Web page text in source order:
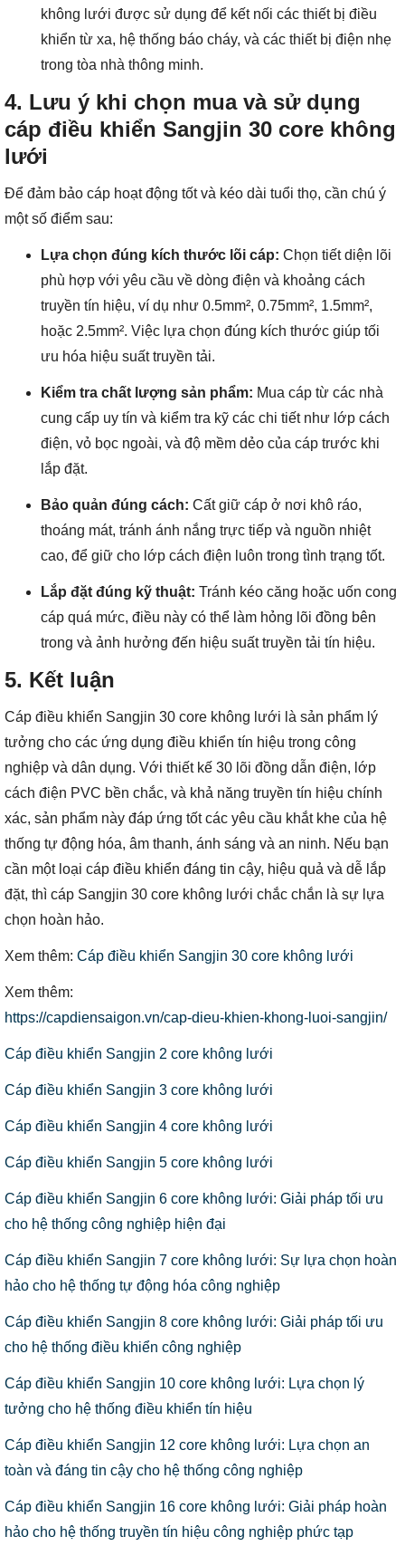
không lưới được sử dụng để kết nối các thiết bị điều
khiển từ xa, hệ thống báo cháy, và các thiết bị điện nhẹ
trong tòa nhà thông minh.
4. Lưu ý khi chọn mua và sử dụng
cáp điều khiển Sangjin 30 core không
lưới
Để đảm bảo cáp hoạt động tốt và kéo dài tuổi thọ, cần chú ý
một số điểm sau:
Lựa chọn đúng kích thước lõi cáp: Chọn tiết diện lõi
phù hợp với yêu cầu về dòng điện và khoảng cách
truyền tín hiệu, ví dụ như 0.5mm², 0.75mm², 1.5mm²,
hoặc 2.5mm². Việc lựa chọn đúng kích thước giúp tối
ưu hóa hiệu suất truyền tải.
Kiểm tra chất lượng sản phẩm: Mua cáp từ các nhà
cung cấp uy tín và kiểm tra kỹ các chi tiết như lớp cách
điện, vỏ bọc ngoài, và độ mềm dẻo của cáp trước khi
lắp đặt.
Bảo quản đúng cách: Cất giữ cáp ở nơi khô ráo,
thoáng mát, tránh ánh nắng trực tiếp và nguồn nhiệt
cao, để giữ cho lớp cách điện luôn trong tình trạng tốt.
Lắp đặt đúng kỹ thuật: Tránh kéo căng hoặc uốn cong
cáp quá mức, điều này có thể làm hỏng lõi đồng bên
trong và ảnh hưởng đến hiệu suất truyền tải tín hiệu.
5. Kết luận
Cáp điều khiển Sangjin 30 core không lưới là sản phẩm lý
tưởng cho các ứng dụng điều khiển tín hiệu trong công
nghiệp và dân dụng. Với thiết kế 30 lõi đồng dẫn điện, lớp
cách điện PVC bền chắc, và khả năng truyền tín hiệu chính
xác, sản phẩm này đáp ứng tốt các yêu cầu khắt khe của hệ
thống tự động hóa, âm thanh, ánh sáng và an ninh. Nếu bạn
cần một loại cáp điều khiển đáng tin cậy, hiệu quả và dễ lắp
đặt, thì cáp Sangjin 30 core không lưới chắc chắn là sự lựa
chọn hoàn hảo.
Xem thêm: Cáp điều khiển Sangjin 30 core không lưới
Xem thêm:
https://capdiensaigon.vn/cap-dieu-khien-khong-luoi-sangjin/
Cáp điều khiển Sangjin 2 core không lưới
Cáp điều khiển Sangjin 3 core không lưới
Cáp điều khiển Sangjin 4 core không lưới
Cáp điều khiển Sangjin 5 core không lưới
Cáp điều khiển Sangjin 6 core không lưới: Giải pháp tối ưu
cho hệ thống công nghiệp hiện đại
Cáp điều khiển Sangjin 7 core không lưới: Sự lựa chọn hoàn
hảo cho hệ thống tự động hóa công nghiệp
Cáp điều khiển Sangjin 8 core không lưới: Giải pháp tối ưu
cho hệ thống điều khiển công nghiệp
Cáp điều khiển Sangjin 10 core không lưới: Lựa chọn lý
tưởng cho hệ thống điều khiển tín hiệu
Cáp điều khiển Sangjin 12 core không lưới: Lựa chọn an
toàn và đáng tin cậy cho hệ thống công nghiệp
Cáp điều khiển Sangjin 16 core không lưới: Giải pháp hoàn
hảo cho hệ thống truyền tín hiệu công nghiệp phức tạp